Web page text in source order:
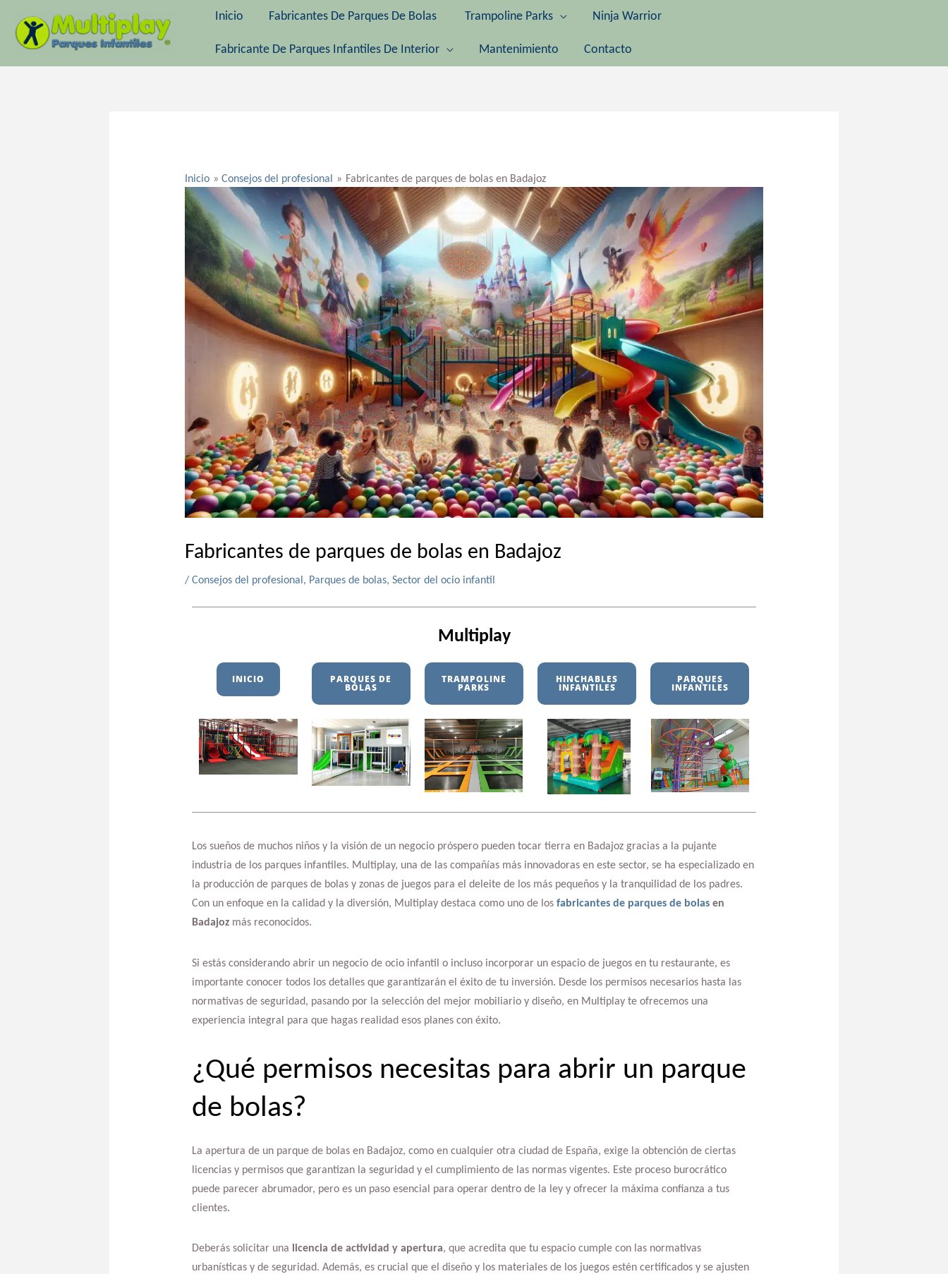
contenido
Inicio Fabricantes De Parques De Bolas Trampoline Parks Ninja Warrior
Fabricante De Parques Infantiles De Interior Mantenimiento Contacto
Inicio Consejos del profesional Fabricantes de parques de bolas en Badajoz
Fabricantes de parques de bolas en Badajoz
/ Consejos del profesional, Parques de bolas, Sector del ocio infantil
Multiplay
INICIO PARQUES DE
BOLAS
TRAMPOLINE
PARKS
HINCHABLES
INFANTILES
PARQUES
INFANTILES
Los sueños de muchos niños y la visión de un negocio próspero pueden tocar tierra en Badajoz gracias a la pujante
industria de los parques infantiles. Multiplay, una de las compañías más innovadoras en este sector, se ha especializado en
la producción de parques de bolas y zonas de juegos para el deleite de los más pequeños y la tranquilidad de los padres.
Con un enfoque en la calidad y la diversión, Multiplay destaca como uno de los fabricantes de parques de bolasen
Badajozmás reconocidos.
Si estás considerando abrir un negocio de ocio infantil o incluso incorporar un espacio de juegos en tu restaurante, es
importante conocer todos los detalles que garantizarán el éxito de tu inversión. Desde los permisos necesarios hasta las
normativas de seguridad, pasando por la selección del mejor mobiliario y diseño, en Multiplay te ofrecemos una
experiencia integral para que hagas realidad esos planes con éxito.
¿Qué permisos necesitas para abrir un parque
de bolas?
La apertura de un parque de bolas en Badajoz, como en cualquier otra ciudad de España, exige la obtención de ciertas
licencias y permisos que garantizan la seguridad y el cumplimiento de las normas vigentes. Este proceso burocrático
puede parecer abrumador, pero es un paso esencial para operar dentro de la ley y ofrecer la máxima confianza a tus
clientes.
Deberás solicitar una licencia de actividad y apertura, que acredita que tu espacio cumple con las normativas
urbanísticas y de seguridad. Además, es crucial que el diseño y los materiales de los juegos estén certificados y se ajusten